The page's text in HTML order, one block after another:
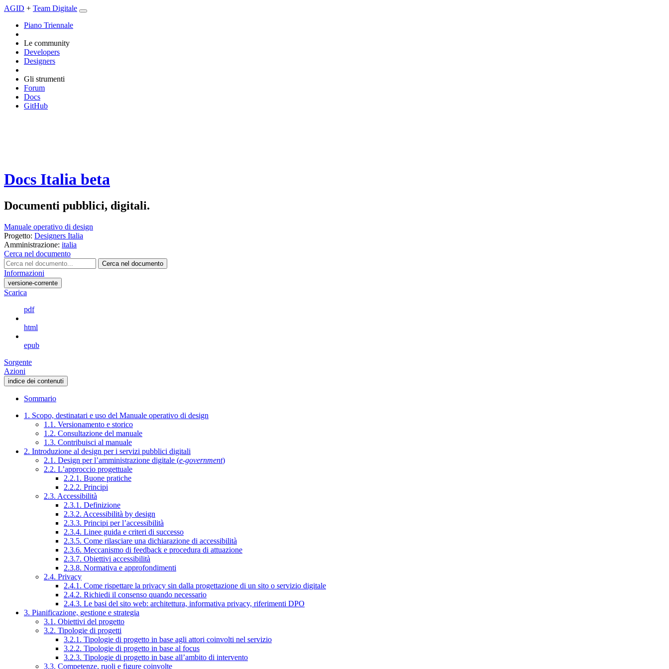
AGID + Team Digitale
Piano Triennale
Le community
Developers
Designers
Gli strumenti
Forum
Docs
GitHub
Docs Italia beta
Documenti pubblici, digitali.
Manuale operativo di design
Progetto: Designers Italia
Amministrazione: italia
Cerca nel documento
Cerca nel documento
Informazioni
versione-corrente
Scarica
pdf
html
epub
Sorgente
Azioni
indice dei contenuti
Sommario
1. Scopo, destinatari e uso del Manuale operativo di design
1.1. Versionamento e storico
1.2. Consultazione del manuale
1.3. Contribuisci al manuale
2. Introduzione al design per i servizi pubblici digitali
2.1. Design per l’amministrazione digitale (e-government)
2.2. L’approccio progettuale
2.2.1. Buone pratiche
2.2.2. Principi
2.3. Accessibilità
2.3.1. Definizione
2.3.2. Accessibilità by design
2.3.3. Principi per l’accessibilità
2.3.4. Linee guida e criteri di successo
2.3.5. Come rilasciare una dichiarazione di accessibilità
2.3.6. Meccanismo di feedback e procedura di attuazione
2.3.7. Obiettivi accessibilità
2.3.8. Normativa e approfondimenti
2.4. Privacy
2.4.1. Come rispettare la privacy sin dalla progettazione di un sito o servizio digitale
2.4.2. Richiedi il consenso quando necessario
2.4.3. Le basi del sito web: architettura, informativa privacy, riferimenti DPO
3. Pianificazione, gestione e strategia
3.1. Obiettivi del progetto
3.2. Tipologie di progetti
3.2.1. Tipologie di progetto in base agli attori coinvolti nel servizio
3.2.2. Tipologie di progetto in base al focus
3.2.3. Tipologie di progetto in base all’ambito di intervento
3.3. Competenze, ruoli e figure coinvolte